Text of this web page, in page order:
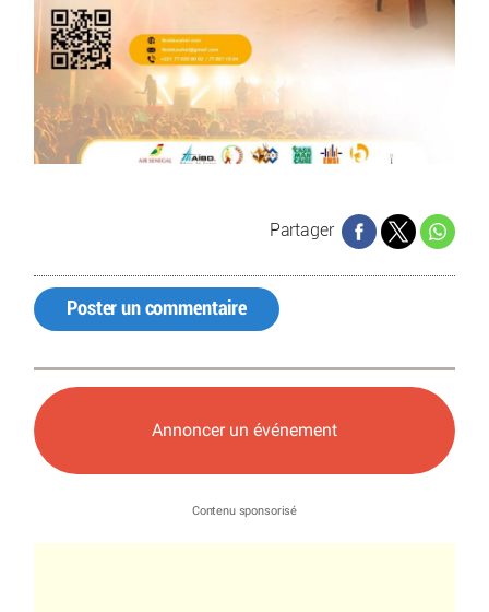
Partager
Poster un commentaire
Annoncer un événement